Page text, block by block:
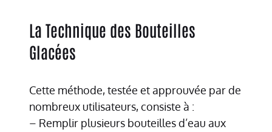
La Technique des Bouteilles
Glacées
Cette méthode, testée et approuvée par de
nombreux utilisateurs, consiste à :
– Remplir plusieurs bouteilles d’eau aux